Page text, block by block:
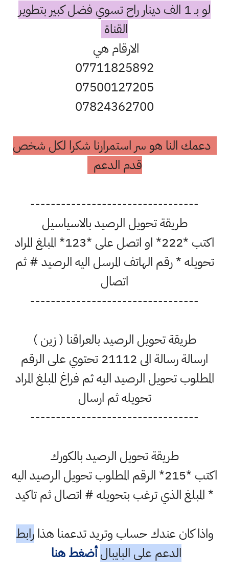
لو بـ 1 الف دينار راح تسوي فضل كبير بتطوير
القناة
الارقام هي
07711825892
07500127205
07824362700
دعمك النا هو سر استمرارنا شكرا لكل شخص
قدم الدعم
---------------------------------
طريقة تحويل الرصيد بالاسياسيل
اكتب *222* او اتصل على *123* المبلغ المراد
تحويله * رقم الهاتف المرسل اليه الرصيد # ثم
اتصال
---------------------------------
طريقة تحويل الرصيد بالعراقنا ( زين )
ارسالة رسالة الى 21112 تحتوي على الرقم
المطلوب تحويل الرصيد اليه ثم فراغ المبلغ المراد
تحويله ثم ارسال
---------------------------------
طريقة تحويل الرصيد بالكورك
اكتب *215* الرقم المطلوب تحويل الرصيد اليه
* المبلغ الذي ترغب بتحويله # اتصال ثم تاكيد
واذا كان عندك حساب وتريد تدعمنا هذارابط
الدعم على البايبال أضغط هنا